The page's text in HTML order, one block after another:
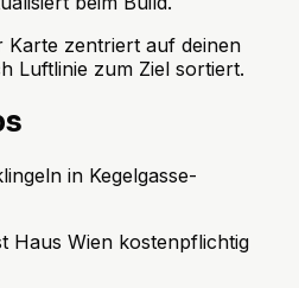
Karte zentriert auf deinen
Luftlinie zum Ziel sortiert.
in Kegelgasse-
Haus Wien kostenpflichtig